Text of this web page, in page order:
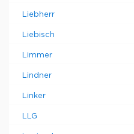
Liebherr
Liebisch
Limmer
Lindner
Linker
LLG